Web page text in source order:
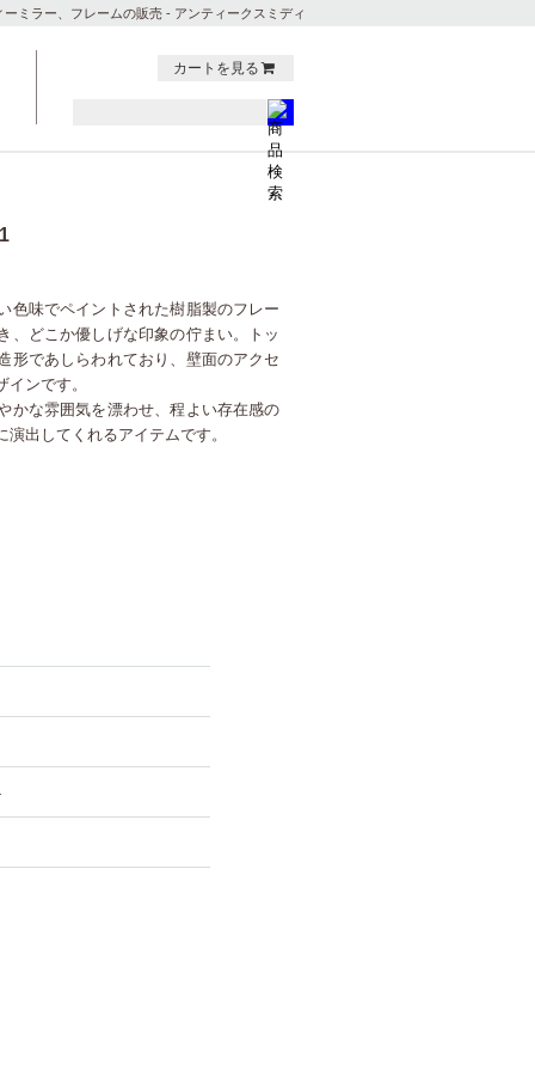
ーミラー、フレームの販売 - アンティークスミディ
カートを見る
色味でペイントされた樹脂製のフレー
、どこか優しげな印象の佇まい。トッ
形であしらわれており、壁面のアクセ
ンです。
かな雰囲気を漂わせ、程よい存在感の
出してくれるアイテムです。